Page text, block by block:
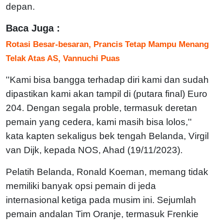
depan.
Baca Juga :
Rotasi Besar-besaran, Prancis Tetap Mampu Menang
Telak Atas AS, Vannuchi Puas
''Kami bisa bangga terhadap diri kami dan sudah
dipastikan kami akan tampil di (putara final) Euro
204. Dengan segala proble, termasuk deretan
pemain yang cedera, kami masih bisa lolos,''
kata kapten sekaligus bek tengah Belanda, Virgil
van Dijk, kepada NOS, Ahad (19/11/2023).
Pelatih Belanda, Ronald Koeman, memang tidak
memiliki banyak opsi pemain di jeda
internasional ketiga pada musim ini. Sejumlah
pemain andalan Tim Oranje, termasuk Frenkie